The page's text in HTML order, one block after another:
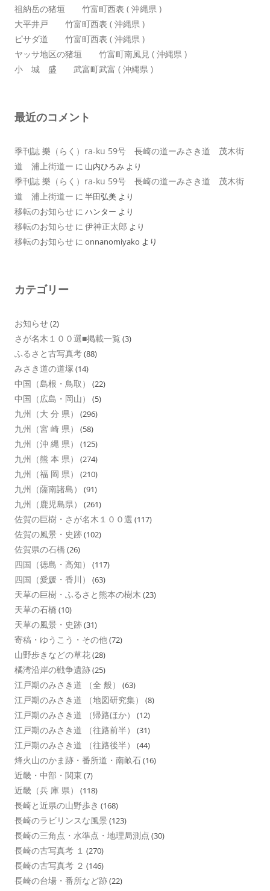
祖納岳の猪垣 竹富町西表 ( 沖縄県 )
大平井戸 竹富町西表 ( 沖縄県 )
ピサダ道 竹富町西表 ( 沖縄県 )
ヤッサ地区の猪垣 竹富町南風見 ( 沖縄県 )
小 城 盛 武富町武富 ( 沖縄県 )
最近のコメント
季刊誌 樂（らく）ra-ku 59号 長崎の道ーみさき道 茂木街
道 浦上街道ー に 山内ひろみ より
季刊誌 樂（らく）ra-ku 59号 長崎の道ーみさき道 茂木街
道 浦上街道ー に 半田弘美 より
移転のお知らせ に ハンター より
移転のお知らせ に 伊神正太郎 より
移転のお知らせ に onnanomiyako より
カテゴリー
お知らせ(2)
さが名木１００選■掲載一覧 (3)
ふるさと古写真考(88)
みさき道の道塚 (14)
中国（島根・鳥取） (22)
中国（広島・岡山） (5)
九州（大 分 県） (296)
九州（宮 崎 県） (58)
九州（沖 縄 県） (125)
九州（熊 本 県） (274)
九州（福 岡 県） (210)
九州（薩南諸島） (91)
九州（鹿児島県） (261)
佐賀の巨樹・さが名木１００選 (117)
佐賀の風景・史跡(102)
佐賀県の石橋 (26)
四国（徳島・高知） (117)
四国（愛媛・香川） (63)
天草の巨樹・ふるさと熊本の樹木 (23)
天草の石橋 (10)
天草の風景・史跡(31)
寄稿・ゆうこう・その他(72)
山野歩きなどの草花(28)
橘湾沿岸の戦争遺跡(25)
江戸期のみさき道 （全 般） (63)
江戸期のみさき道 （地図研究集） (8)
江戸期のみさき道 （帰路ほか） (12)
江戸期のみさき道 （往路前半） (31)
江戸期のみさき道 （往路後半） (44)
烽火山のかま跡・番所道・南畝石(16)
近畿・中部・関東 (7)
近畿（兵 庫 県） (118)
長崎と近県の山野歩き (168)
長崎のラビリンスな風景 (123)
長崎の三角点・水準点・地理局測点 (30)
長崎の古写真考 １ (270)
長崎の古写真考 ２ (146)
長崎の台場・番所など跡(22)